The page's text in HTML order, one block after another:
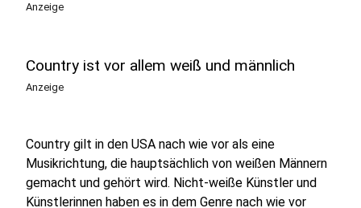
Anzeige
Country ist vor allem weiß und männlich
Anzeige
Country gilt in den USA nach wie vor als eine
Musikrichtung, die hauptsächlich von weißen Männern
gemacht und gehört wird. Nicht-weiße Künstler und
Künstlerinnen haben es in dem Genre nach wie vor